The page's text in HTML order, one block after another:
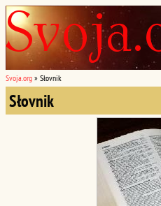
Svoja.org » Słovnik
Słovnik